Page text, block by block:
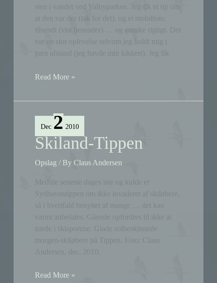
sten i vandet ved Valbyparken. Jeg fik et tip om
tilsendt (vist herunder) … og ganske rigtigt. Det
var en stor oplevelse selvom jeg holdt mig i
pæn afstand (jeg havde min kikkert). Jeg fik
Sæl,
og
Read More »
Dec 2 2010
Skiland-Tippen
Opslag / ByClaus Andersen
Med de seneste dages sne og kulde er
Sydhavnstippen om ikke invaderet af skiløbere,
så i hvertfald benyttet af mange … det kan
varmt anbefales. Gående opfordres til ikke at
træde i skisporene. Glade solbeskinnede
morgen-skiløbere på Tippen. Foto: Claus
Andersen, dec. 2010.
Skiland-
Read More »